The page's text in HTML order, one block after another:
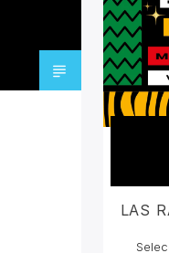
LAS